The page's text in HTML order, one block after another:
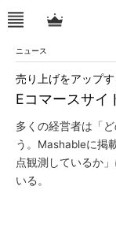
ニュース
Eコマースサイ
売り上げをアップ
多くの経営者は「
う。Mashableに掲
点観測しているか
いる。